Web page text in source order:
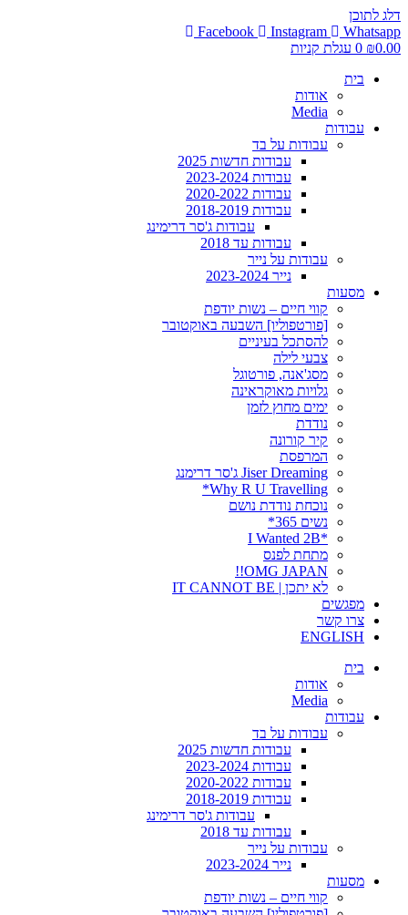
דלג לתוכן
Facebook
Instagram
Whatsapp
₪0.00
0 עגלת קניות
בית
אודות
Media
עבודות
עבודות על בד
עבודות חדשות 2025
עבודות 2023-2024
עבודות 2020-2022
עבודות 2018-2019
עבודות ג'סר דרימינג
עבודות עד 2018
עבודות על נייר
נייר 2023-2024
מסעות
קווי חיים – נשות יודפת
[פורטפוליו] השבעה באוקטובר
להסתכל בעיניים
צבעי לילה
מסג'אנה, פורטוגל
גלויות מאוקראינה
ימים מחוץ לזמן
נודדת
קיר קורונה
המרפסת
Jiser Dreaming ג'סר דרימנג
Why R U Travelling*
נוכחת נודדת נושם
נשים 365*
*I Wanted 2B
מתחת לפנס
OMG JAPAN!!
לא יתכן | IT CANNOT BE
מפגשים
צרו קשר
ENGLISH
בית
אודות
Media
עבודות
עבודות על בד
עבודות חדשות 2025
עבודות 2023-2024
עבודות 2020-2022
עבודות 2018-2019
עבודות ג'סר דרימינג
עבודות עד 2018
עבודות על נייר
נייר 2023-2024
מסעות
קווי חיים – נשות יודפת